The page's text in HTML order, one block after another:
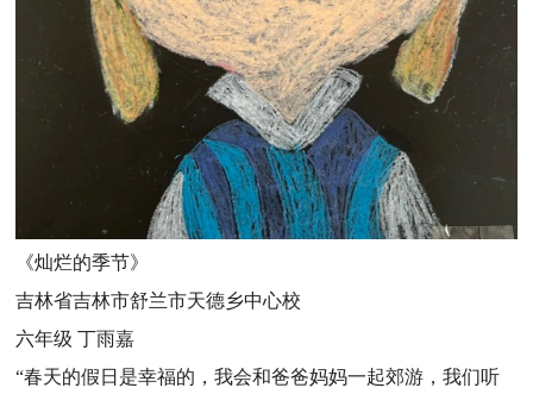
《灿烂的季节》
吉林省吉林市舒兰市天德乡中心校
六年级 丁雨嘉
“春天的假日是幸福的，我会和爸爸妈妈一起郊游，我们听